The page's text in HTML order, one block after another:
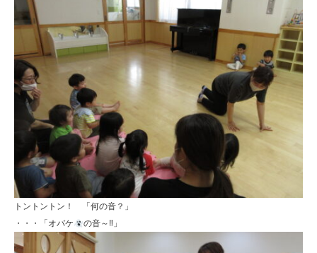
トントントン！ 「何の音？」
・・・「オバケ
の音～‼」